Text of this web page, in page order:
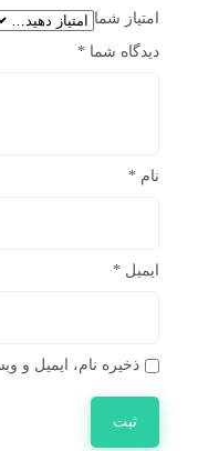
امتیاز شما
دیدگاه شما *
نام *
ایمیل *
ذخیره نام، ایمیل و